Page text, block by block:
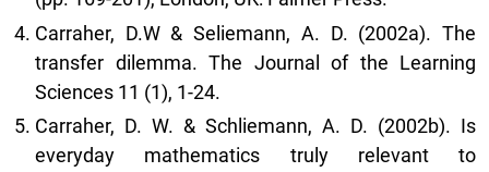
Carraher, D.W & Seliemann, A. D. (2002a). The
transfer dilemma. The Journal of the Learning
Sciences 11 (1), 1-24.
Carraher, D. W. & Schliemann, A. D. (2002b). Is
everyday mathematics truly relevant to